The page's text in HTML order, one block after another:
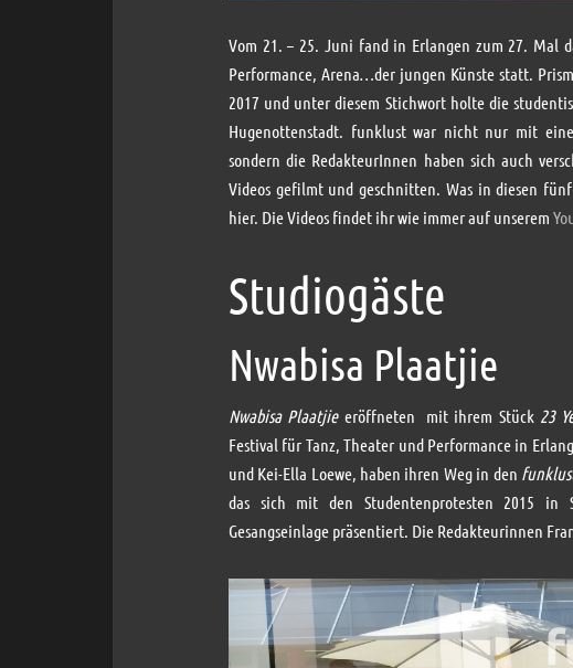
Vom 21. – 25. Juni fand in Erlangen zum 27. Mal
Performance, Arena…der jungen Künste statt.
2017 und unter diesem Stichwort holte die
Hugenottenstadt. funklust war nicht nur mit
sondern die RedakteurInnen haben sich auch
Videos gefilmt und geschnitten. Was in diesen
hier. Die Videos findet ihr wie immer auf unserem
Studiogäste
Nwabisa Plaatjie
Nwabisa Plaatjieeröffneten mit ihrem Stück 23
Festival für Tanz, Theater und Performance in
und Kei-Ella Loewe, haben ihren Weg in den
das sich mit den Studentenprotesten 2015 in
Gesangseinlage präsentiert. Die Redakteurinnen